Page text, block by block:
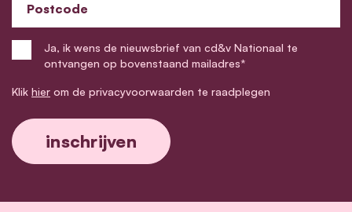
Postcode
Ja, ik wens de nieuwsbrief van cd&v Nationaal te
ontvangen op bovenstaand mailadres*
Klik hier om de privacyvoorwaarden te raadplegen